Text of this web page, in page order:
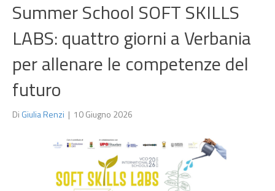
Summer School SOFT SKILLS
LABS: quattro giorni a Verbania
per allenare le competenze del
futuro
Di Giulia Renzi | 10 Giugno 2026